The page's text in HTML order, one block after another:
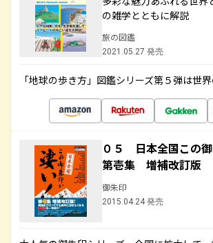
の雑学とともに解説
旅の図鑑
2021.05.27 発売
「地球の歩き方」図鑑シリーズ第５弾は世界
０５ 日本全国この
第壱集 増補改訂版
御朱印
2015.04.24 発売